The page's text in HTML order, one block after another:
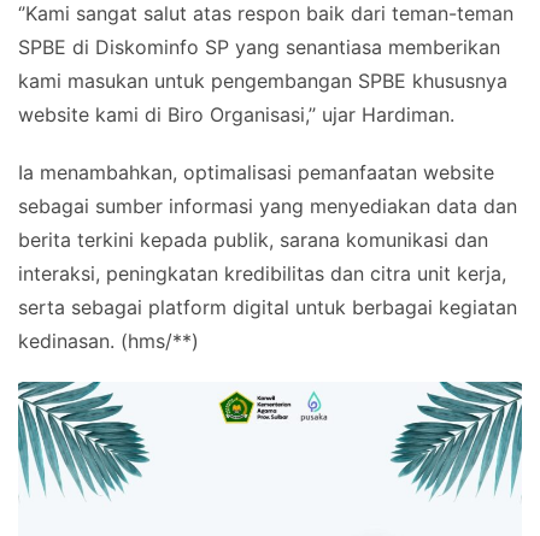
‘’Kami sangat salut atas respon baik dari teman-teman
SPBE di Diskominfo SP yang senantiasa memberikan
kami masukan untuk pengembangan SPBE khususnya
website kami di Biro Organisasi,’’ ujar Hardiman.
Ia menambahkan, optimalisasi pemanfaatan website
sebagai sumber informasi yang menyediakan data dan
berita terkini kepada publik, sarana komunikasi dan
interaksi, peningkatan kredibilitas dan citra unit kerja,
serta sebagai platform digital untuk berbagai kegiatan
kedinasan. (hms/**)